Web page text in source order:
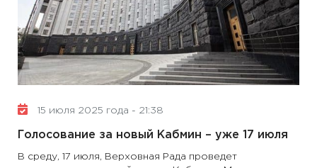
15 июля 2025 года - 21:38
Голосование за новый Кабмин – уже 17 июля
В среду, 17 июля, Верховная Рада проведет